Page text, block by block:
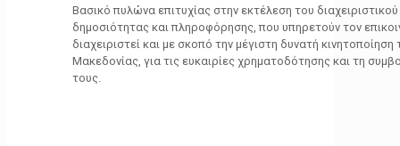
Βασικό πυλώνα επιτυχίας στην εκτέλεση του
δημοσιότητας και πληροφόρησης, που υπηρετούν τον
διαχειριστεί και με σκοπό την μέγιστη δυνατή
Μακεδονίας, για τις ευκαιρίες χρηματοδότησης και τη
τους.